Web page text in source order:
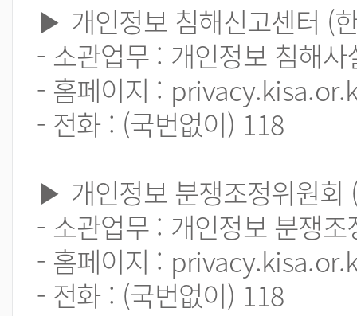
▶ 개인정보 침해신고센터 (
- 소관업무 : 개인정보 침해
- 홈페이지 :
- 전화 : (국번없이) 118
▶ 개인정보 분쟁조정위원회
- 소관업무 : 개인정보 분쟁
- 홈페이지 :
- 전화 : (국번없이) 118